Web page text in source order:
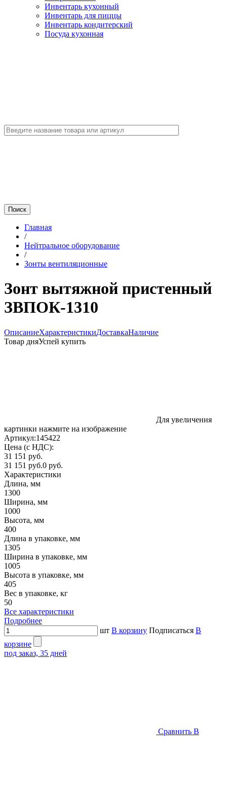
Инвентарь кухонный
Инвентарь для пиццы
Инвентарь кондитерский
Посуда кухонная
Главная
/
Нейтральное оборудование
/
Зонты вентиляционные
Зонт вытяжной пристенный
ЗВПОК-1310
ОписаниеХарактеристикиДоставкаНаличие
Товар дняУспей купить
Для увеличения
картинки нажмите на изображение
Артикул:145422
Цена (с НДС):
31 151 руб.
31 151 руб.0 руб.
Характеристики
Длина, мм
1300
Ширина, мм
1000
Высота, мм
400
Длина в упаковке, мм
1305
Ширина в упаковке, мм
1005
Высота в упаковке, мм
405
Вес в упаковке, кг
50
Все характеристики
Подробнее
шт В корзину Подписаться В
корзине
под заказ, 35 дней
Сравнить В